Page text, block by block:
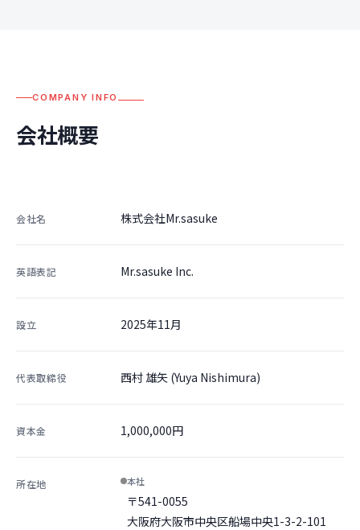
COMPANY INFO
会社概要
会社名 株式会社Mr.sasuke
英語表記 Mr.sasuke Inc.
設立 2025年11月
代表取締役 西村 雄矢 (Yuya Nishimura)
資本金 1,000,000円
所在地 本社
〒541-0055
大阪府大阪市中央区船場中央1-3-2-101